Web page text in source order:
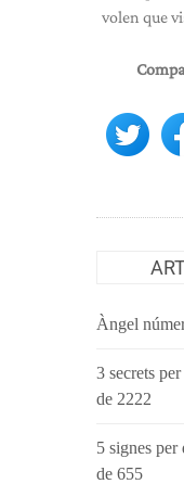
volen que
Àngel
3 secrets
de 2222
5 signes
de 655